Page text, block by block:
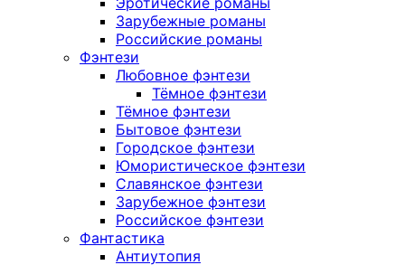
Зарубежные романы
Российские романы
Фэнтези
Любовное фэнтези
Тёмное фэнтези
Тёмное фэнтези
Бытовое фэнтези
Городское фэнтези
Юмористическое фэнтези
Славянское фэнтези
Зарубежное фэнтези
Российское фэнтези
Фантастика
Антиутопия